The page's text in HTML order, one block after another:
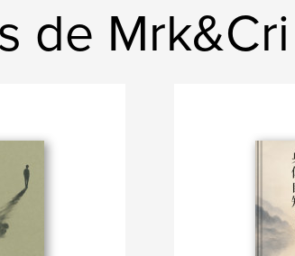
de Mrk&Cri